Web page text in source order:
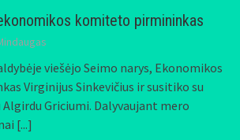
komiteto pirmininkas
viešėjo Seimo narys, Ekonomikos
Virginijus Sinkevičius ir susitiko su
Algirdu Griciumi. Dalyvaujant mero
[...]